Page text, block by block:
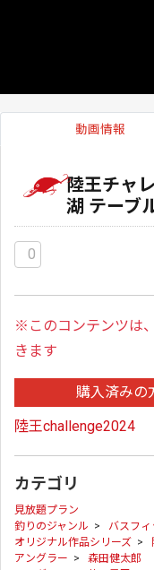
動画情報
陸王チャ
湖 テーブ
0
※このコンテンツは
きます
購入済みの
陸王challenge2024
カテゴリ
見放題プラン
釣りのジャンル > バスフ
オリジナル作品シリーズ >
アングラー > 森田健太郎